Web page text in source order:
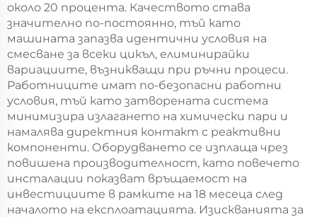
около 20 процента. Качеството става
значително по-постоянно, тъй като
машината запазва идентични условия на
смесване за всеки цикъл, елиминирайки
вариациите, възникващи при ръчни процеси.
Работниците имат по-безопасни работни
условия, тъй като затворената система
минимизира излагането на химически пари и
намалява директния контакт с реактивни
компоненти. Оборудването се изплаща чрез
повишена производителност, като повечето
инсталации показват връщаемост на
инвестициите в рамките на 18 месеца след
началото на експлоатацията. Изискванията за